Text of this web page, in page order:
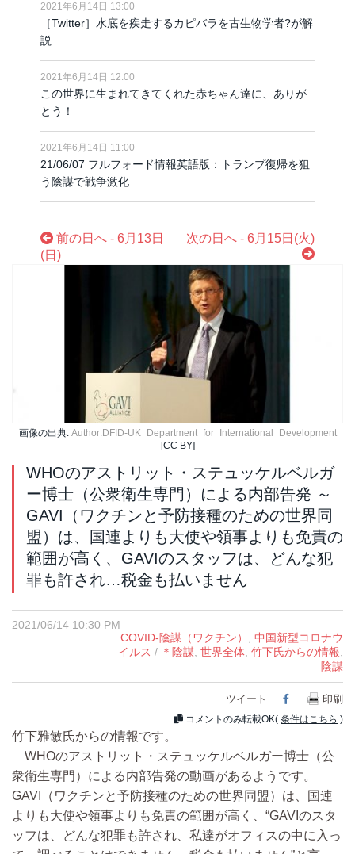
2021年6月14日 13:00
［Twitter］水底を疾走するカピバラを古生物学者?が解
説
2021年6月14日 12:00
この世界に生まれてきてくれた赤ちゃん達に、ありが
とう！
2021年6月14日 11:00
21/06/07 フルフォード情報英語版：トランプ復帰を狙
う陰謀で戦争激化
前の日へ - 6月13日
(日)
次の日へ - 6月15日(火)
画像の出典: Author:DFID-UK_Department_for_International_Development
[CC BY]
WHOのアストリット・ステュッケルベルガ
ー博士（公衆衛生専門）による内部告発 ～
GAVI（ワクチンと予防接種のための世界同
盟）は、国連よりも大使や領事よりも免責の
範囲が高く、GAVIのスタッフは、どんな犯
罪も許され…税金も払いません
2021/06/14 10:30 PM
COVID-陰謀（ワクチン） , 中国新型コロナウ
イルス / ＊陰謀, 世界全体, 竹下氏からの情報,
陰謀
ツイート Facebook
印刷
コメントのみ転載OK( 条件はこちら )
竹下雅敏氏からの情報です。
WHOのアストリット・ステュッケルベルガー博士（公
衆衛生専門）による内部告発の動画があるようです。
GAVI（ワクチンと予防接種のための世界同盟）は、国連
よりも大使や領事よりも免責の範囲が高く、“GAVIのスタ
ッフは、どんな犯罪も許され、私達がオフィスの中に入っ